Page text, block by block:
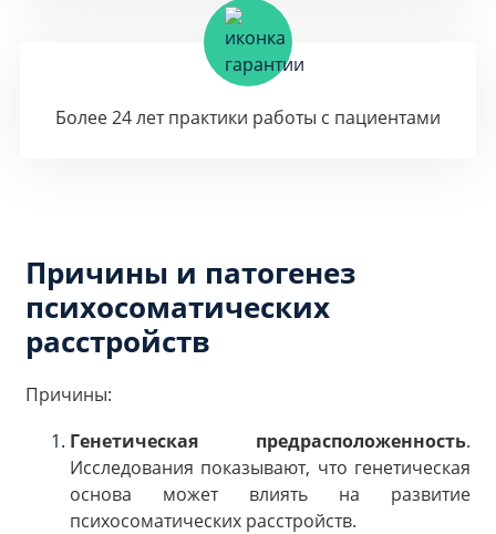
Более 24 лет практики работы с пациентами
Причины и патогенез
психосоматических
расстройств
Причины:
Генетическая предрасположенность.
Исследования показывают, что генетическая
основа может влиять на развитие
психосоматических расстройств.